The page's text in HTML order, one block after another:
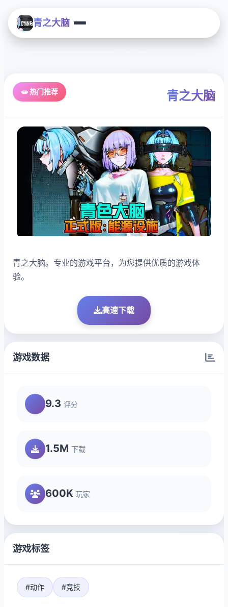
青之大脑
🧫 热门推荐 青之大脑
青之大脑。专业的游戏平台，为您提供优质的游戏体
验。
高速下载
游戏数据
9.3 评分
1.5M 下载
600K 玩家
游戏标签
#动作 #竞技